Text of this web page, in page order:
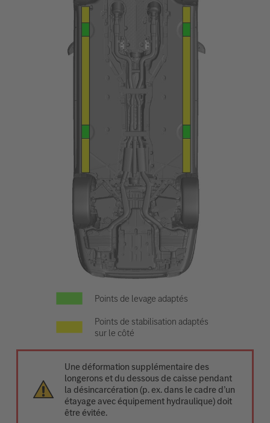
Points de levage adaptés
Points de stabilisation adaptés
sur le côté
Une déformation supplémentaire des
longerons et du dessous de caisse pendant
la désincarcération (p. ex. dans le cadre d’un
étayage avec équipement hydraulique) doit
être évitée.